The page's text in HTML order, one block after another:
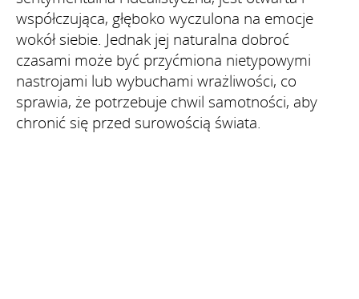
współczująca, głęboko wyczulona na emocje
wokół siebie. Jednak jej naturalna dobroć
czasami może być przyćmiona nietypowymi
nastrojami lub wybuchami wrażliwości, co
sprawia, że potrzebuje chwil samotności, aby
chronić się przed surowością świata.